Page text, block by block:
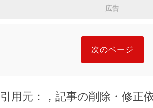
広告
次のページ
引用元： ，記事の削除・修正